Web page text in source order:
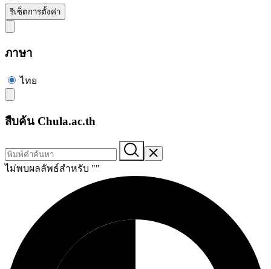
รีเซ็ตการตั้งค่า
ภาษา
ไทย
สืบค้น Chula.ac.th
ไม่พบผลลัพธ์สำหรับ ""